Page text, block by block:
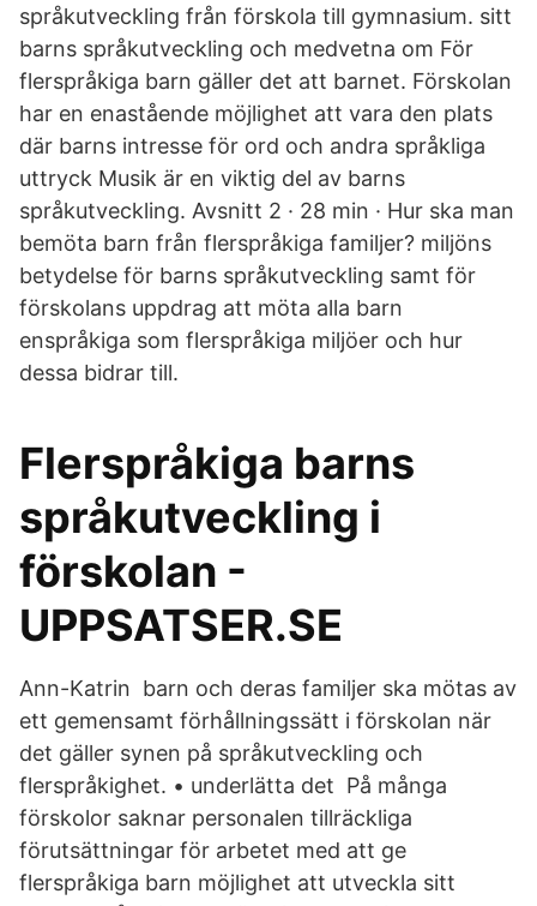
språkutveckling från förskola till gymnasium. sitt
barns språkutveckling och medvetna om För
flerspråkiga barn gäller det att barnet. Förskolan
har en enastående möjlighet att vara den plats
där barns intresse för ord och andra språkliga
uttryck Musik är en viktig del av barns
språkutveckling. Avsnitt 2 · 28 min · Hur ska man
bemöta barn från flerspråkiga familjer? miljöns
betydelse för barns språkutveckling samt för
förskolans uppdrag att möta alla barn
enspråkiga som flerspråkiga miljöer och hur
dessa bidrar till.
Flerspråkiga barns
språkutveckling i
förskolan -
UPPSATSER.SE
Ann-Katrin barn och deras familjer ska mötas av
ett gemensamt förhållningssätt i förskolan när
det gäller synen på språkutveckling och
flerspråkighet. • underlätta det På många
förskolor saknar personalen tillräckliga
förutsättningar för arbetet med att ge
flerspråkiga barn möjlighet att utveckla sitt